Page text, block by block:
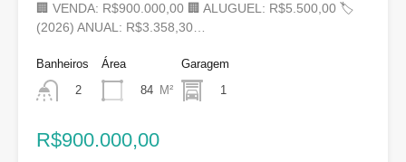
🏢 VENDA: R$900.000,00 🏢 ALUGUEL: R$5.500,00 🏷
(2026) ANUAL: R$3.358,30…
Banheiros
2
Área
84 M²
Garagem
1
R$900.000,00